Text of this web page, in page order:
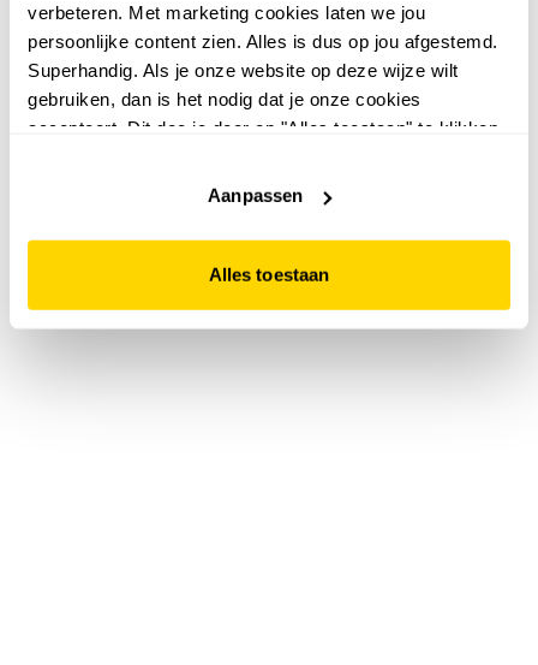
verbeteren. Met marketing cookies laten we jou
persoonlijke content zien. Alles is dus op jou afgestemd.
Superhandig. Als je onze website op deze wijze wilt
gebruiken, dan is het nodig dat je onze cookies
accepteert. Dit doe je door op "Alles toestaan" te klikken.
website niet optimaal functioneert.
Aanpassen
Alles toestaan